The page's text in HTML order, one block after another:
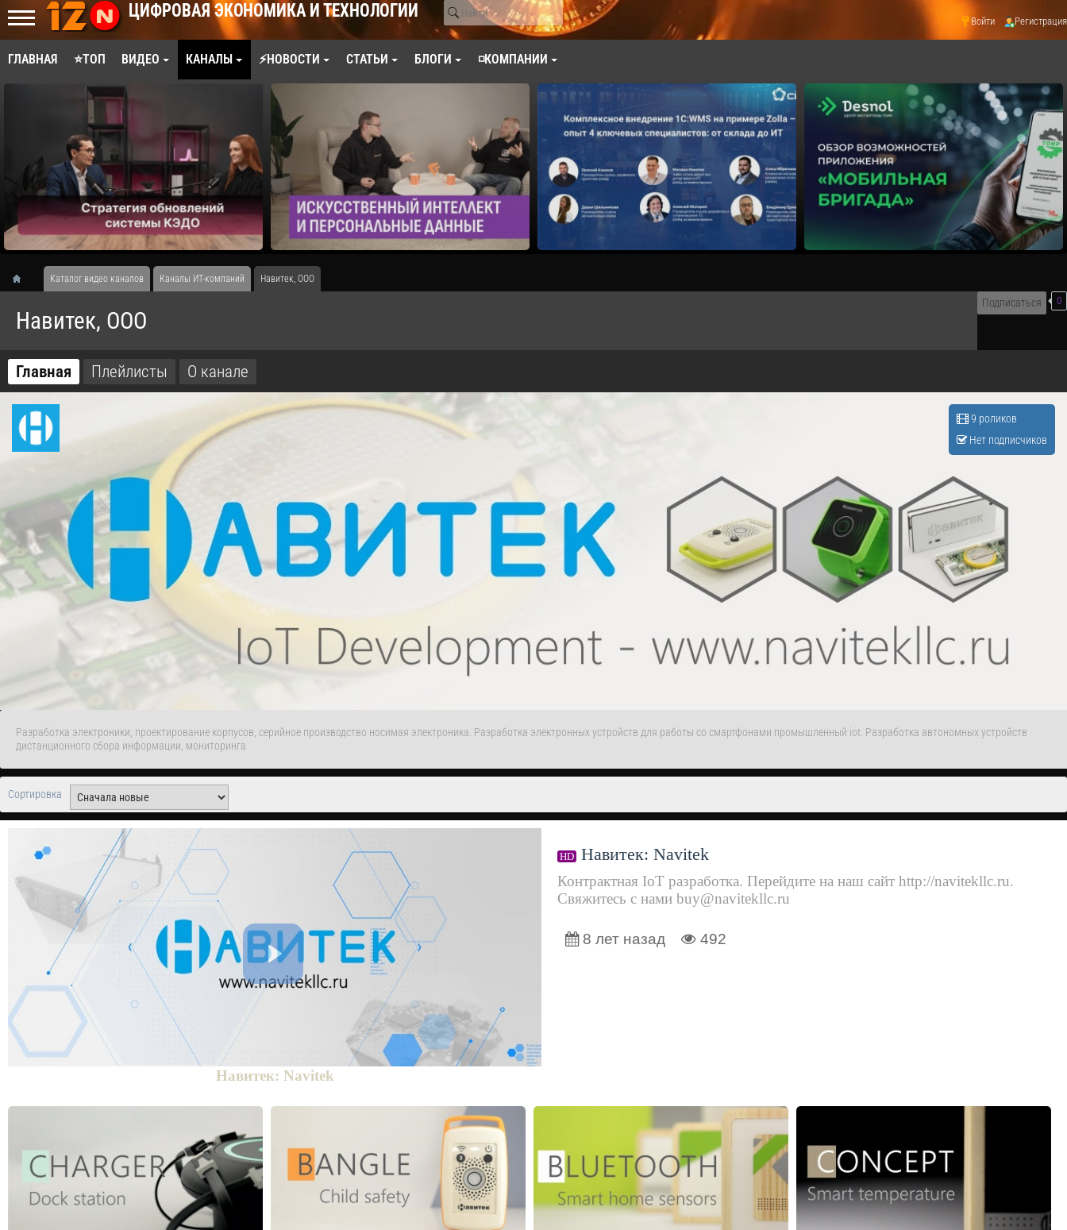
ЦИФРОВАЯ ЭКОНОМИКА И ТЕХНОЛОГИИ Войти Регистрация
ГЛАВНАЯ ⭐ТОП ВИДЕО КАНАЛЫ ⚡НОВОСТИ СТАТЬИ БЛОГИ ◽КОМПАНИИ
Каталог видео каналов Каналы ИТ-компаний Навитек, ООО
Подписаться 0
Навитек, ООО
Главная Плейлисты О канале
9 роликов
Нет подписчиков
Разработка электроники, проектирование корпусов, серийное производство носимая электроника. Разработка электронных устройств для работы со смартфонами промышленный iot. Разработка автономных устройств
дистанционного сбора информации, мониторинга
Сортировка
Навитек: Navitek
HD Навитек: Navitek
Контрактная IoT разработка. Перейдите на наш сайт http://navitekllc.ru.
Свяжитесь с нами buy@navitekllc.ru
8 лет назад 492